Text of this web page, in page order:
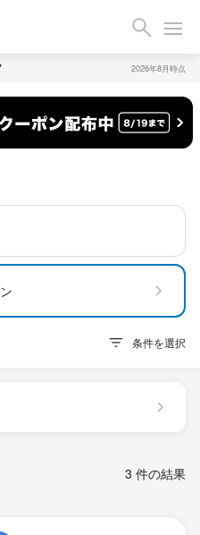
2026年8月時点
条件を選択
3 件の結果